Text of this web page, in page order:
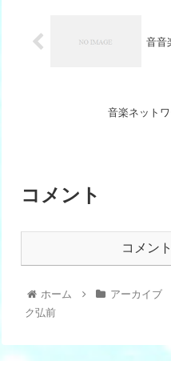
音音
音楽ネット
コメント
コメン
ホーム アーカイブ
ク弘前